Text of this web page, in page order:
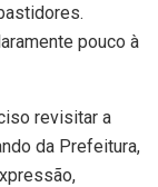
pouco à
revisitar a
da Prefeitura,